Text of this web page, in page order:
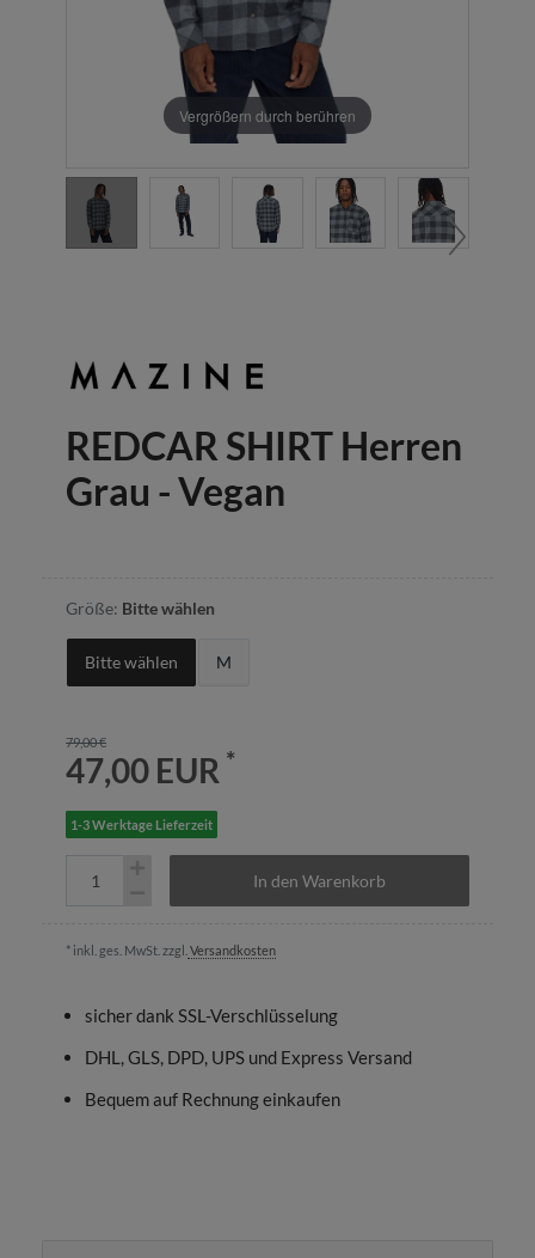
Vergrößern durch berühren
REDCAR SHIRT Herren
Grau - Vegan
Größe: Bitte wählen
Bitte wählen M
79,00 €
47,00 EUR *
1-3 Werktage Lieferzeit
In den Warenkorb
* inkl. ges. MwSt. zzgl. Versandkosten
sicher dank SSL-Verschlüsselung
DHL, GLS, DPD, UPS und Express Versand
Bequem auf Rechnung einkaufen